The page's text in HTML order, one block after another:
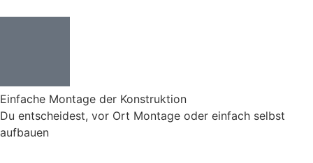
Einfache Montage der Konstruktion
Du entscheidest, vor Ort Montage oder einfach selbst
aufbauen